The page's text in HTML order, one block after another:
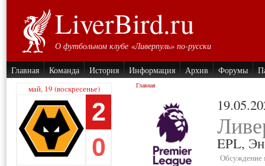
LiverBird.ru
О футбольном клубе «Ливерпуль» по-русски
Главная Команда История Информация Архив Форумы
май, 19 (воскресенье)
2
0
Главная
EPL,